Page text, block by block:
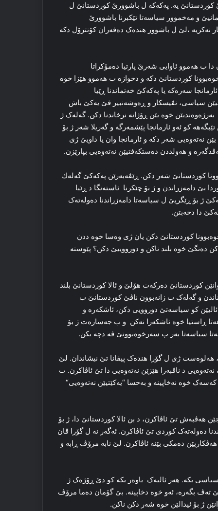
یه‌. پەکەکە ل باشوورێ کوردستانێ ل
و مه‌خموور سیاسه‌تا تێکبرنا باشوورێ
نه‌کریه‌ ،لێ ل باشوور هنده‌ک ده‌ڤه‌ران کۆنترۆل دکه‌
ب هه‌موو ئاوایی شه‌رێ پارتیا دەمۆكراتا
کوردستانێ دکه‌ و دخوازە ب هه‌موو هێزا خوه‌
سه‌ره‌که‌ یا پەکەکێ خه‌تماندنا ڕێیا
سیاسی، نڤیسکار و ڕه‌وشه‌نبیر ڤێ یه‌کێ باش
خوه‌ یێن ڕۆژانه‌ نرخاندنا دکن. گه‌له‌ک ژ
کو ئەو ئارمانجا پێشمه‌رگه‌ و گه‌ریلا شەر ژ بۆ
نه‌ته‌وەیی شه‌ر دکه‌ و ئارمانجا وان یا داویێ ژی
و هه‌ولددن ده‌ستکه‌فتیێن نه‌ته‌وەیی بپارێزن.
کوردستانێ شه‌ر دکن. ڕێڤه‌به‌رێن پەكەكێ گەلەك
بێ دامه‌زراندن و ژ بۆ چێكرنا ئاسته‌نگا د ڕێیا
ژ بۆ ڕێگریێ ل سیاسه‌تا دامه‌زراندنا ده‌وله‌ته‌ک
دا‌ دخه‌بتن.
کوردستانێ دکن یان ژی وه‌سا خوه‌ ددن
ده‌نگێ خوه‌ بلند ناکن و دورووییێ‌ دکن؟ پێوسته‌
کوردستانێ ده‌رکه‌ت هۆلێ و ئالا کوردستانێ بلند
و گه‌له‌ک ب زانه‌بوون ناڤێ کوردستانێ ب
کو سیاسه‌تێ دوروویی دکن، ئا‌شکه‌ره‌ و
ڕاستیا خوه‌ ئاشكەرا نەكن و ب جه‌ساره‌ت ژ بۆ
سیاسه‌تا به‌ر ب سه‌رخوه‌بوونێ ڤه‌ دچه‌ بکن.
ژی ل گۆرا هنده‌ک پیڤانا تێ نیشاندان. لێ
د ناڤبه‌را هێزێن نه‌ته‌وەیی دا‌ تێ ئاڤاکرن. ب
خوه‌ نه‌خاپینه‌ و به‌حسا “یه‌کێتیێن نه‌ته‌وەیی“
هه‌ڤبه‌ش تێ ئاڤاکرن، د بن ئالا کوردستانێ دا‌، ژ بۆ
ده‌وله‌ته‌ک کوردی تێ ئاڤاکرن. ئه‌گه‌ر نه‌ ل گۆرا ڤان
هه‌ڤکاریێن ده‌مکی بێنه‌ ئاڤاکرن. لێ نابه‌ مرۆڤ ڕابه‌ و
بکه‌. هه‌ر ئالیه‌ک باوه‌ر بکه‌ کو دێ ڕۆژه‌ک ژ
ته‌ڤ بگه‌ره‌، ئەو خوه‌ دخاپینه‌. بێ گۆمان ده‌ما مرۆڤ
ژ بۆ ئیدالێن خوه‌ شه‌ر دکن ناکن.